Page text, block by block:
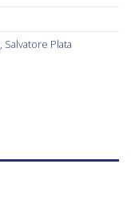
, Salvatore Plata